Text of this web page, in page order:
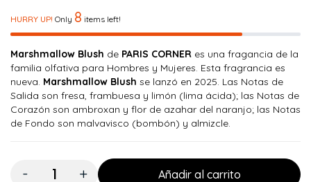
HURRY UP! Only 8 items left!
Marshmallow Blush de PARIS CORNER es una fragancia de la
familia olfativa para Hombres y Mujeres. Esta fragrancia es
nueva. Marshmallow Blush se lanzó en 2025. Las Notas de
Salida son fresa, frambuesa y limón (lima ácida); las Notas de
Corazón son ambroxan y flor de azahar del naranjo; las Notas
de Fondo son malvavisco (bombón) y almizcle.
Cantidad:
Añadir al carrito